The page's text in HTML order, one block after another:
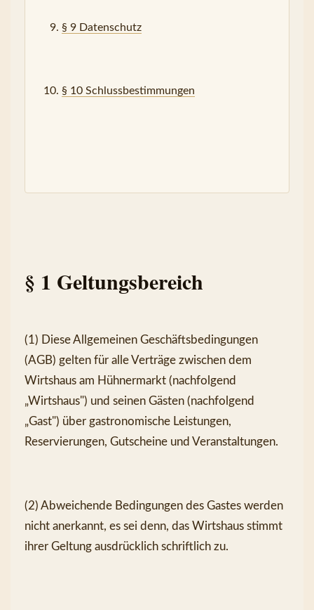
§ 9 Datenschutz
§ 10 Schlussbestimmungen
§ 1 Geltungsbereich
(1) Diese Allgemeinen Geschäftsbedingungen
(AGB) gelten für alle Verträge zwischen dem
Wirtshaus am Hühnermarkt (nachfolgend
„Wirtshaus") und seinen Gästen (nachfolgend
„Gast") über gastronomische Leistungen,
Reservierungen, Gutscheine und Veranstaltungen.
(2) Abweichende Bedingungen des Gastes werden
nicht anerkannt, es sei denn, das Wirtshaus stimmt
ihrer Geltung ausdrücklich schriftlich zu.